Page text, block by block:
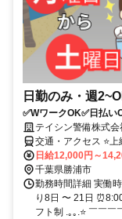
日勤のみ・週
✅WワークOK✅日払
テイシン警備株式
交通・アクセス ⭐
り！移動の心配は不
日給12,000円～
千葉県勝浦市
勤務時間詳細 実働
り8日 〜 21日
フト制 .｡｡.⭐ ￣￣￣